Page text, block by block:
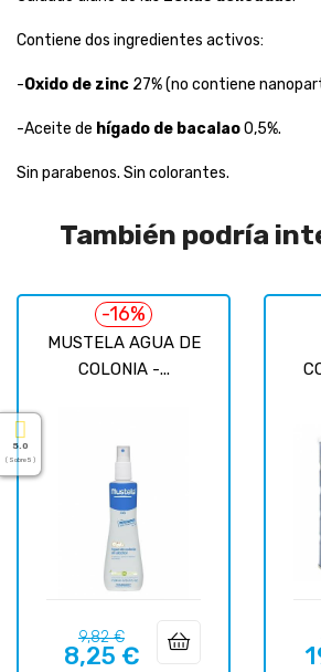
Contiene dos ingredientes activos:
-Oxido de zinc 27% (no contiene
-Aceite de hígado de bacalao0,5%.
Sin parabenos. Sin colorantes.
También podría
MUSTELA AGUA DE
COLONIA -...
-16%
Precio
regular
9,82 €Precio
8,25 €
5.0
( Sobre 5 )